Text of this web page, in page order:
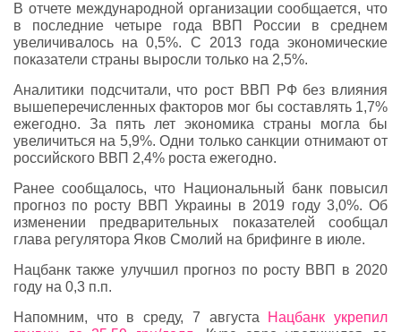
В отчете международной организации сообщается, что
в последние четыре года ВВП России в среднем
увеличивалось на 0,5%. С 2013 года экономические
показатели страны выросли только на 2,5%.
Аналитики подсчитали, что рост ВВП РФ без влияния
вышеперечисленных факторов мог бы составлять 1,7%
ежегодно. За пять лет экономика страны могла бы
увеличиться на 5,9%. Одни только санкции отнимают от
российского ВВП 2,4% роста ежегодно.
Ранее сообщалось, что Национальный банк повысил
прогноз по росту ВВП Украины в 2019 году 3,0%. Об
изменении предварительных показателей сообщал
глава регулятора Яков Смолий на брифинге в июле.
Нацбанк также улучшил прогноз по росту ВВП в 2020
году на 0,3 п.п.
Напомним, что в среду, 7 августа
Нацбанк укрепил